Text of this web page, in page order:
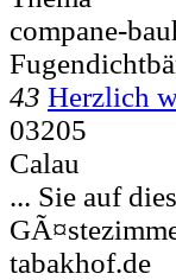
compane-
43 Herzlich
03205
Calau
... Sie auf
tabakhof.de